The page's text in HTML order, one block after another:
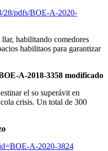
28/pdfs/BOE-A-2020-
habilitando comedores
habilitaos para garantizar
A-2018-3358 modificado
el so superávit en
crisis. Un total de 300
A-2020-3824